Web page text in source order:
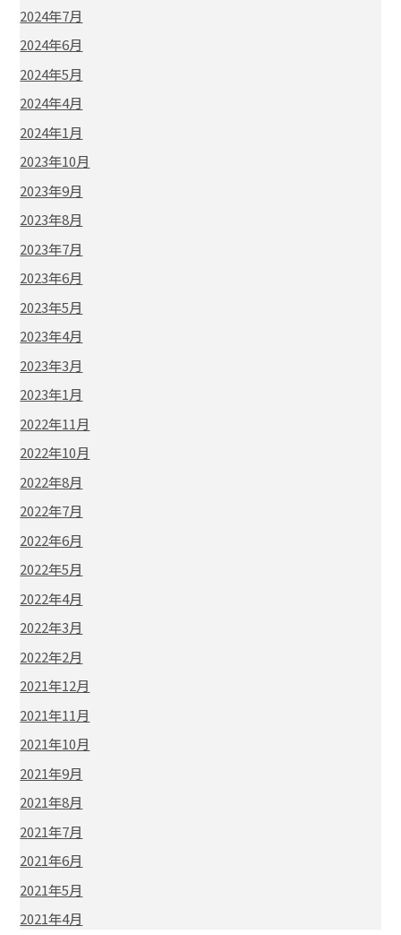
2024年7月
2024年6月
2024年5月
2024年4月
2024年1月
2023年10月
2023年9月
2023年8月
2023年7月
2023年6月
2023年5月
2023年4月
2023年3月
2023年1月
2022年11月
2022年10月
2022年8月
2022年7月
2022年6月
2022年5月
2022年4月
2022年3月
2022年2月
2021年12月
2021年11月
2021年10月
2021年9月
2021年8月
2021年7月
2021年6月
2021年5月
2021年4月